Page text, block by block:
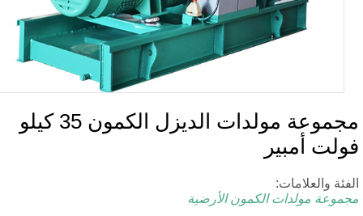
مجموعة مولدات الديزل الكمون 35 كيلو
أمبير
مولدات الكمون الأرضية